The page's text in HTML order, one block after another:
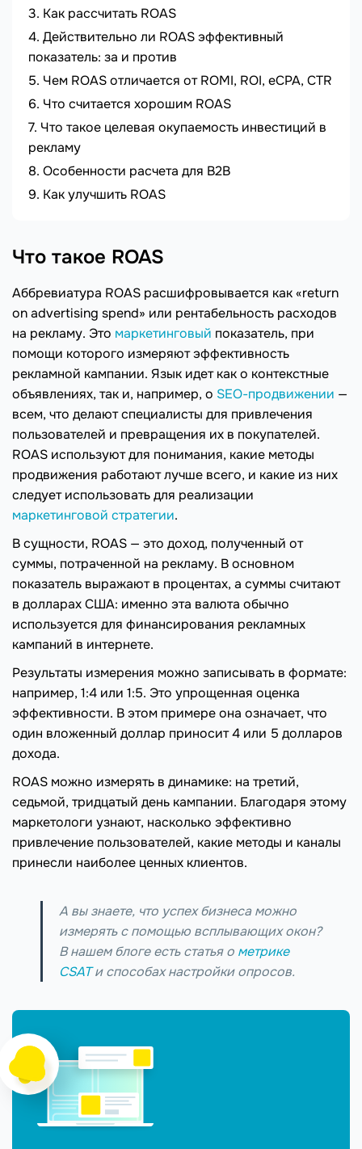
Как рассчитать ROAS
Действительно ли ROAS эффективный
показатель: за и против
Чем ROAS отличается от ROMI, ROI, eCPA, CTR
Что считается хорошим ROAS
Что такое целевая окупаемость инвестиций в
рекламу
Особенности расчета для B2B
Как улучшить ROAS
Что такое ROAS
Аббревиатура ROAS расшифровывается как «return
on advertising spend» или рентабельность расходов
на рекламу. Это маркетинговый показатель, при
помощи которого измеряют эффективность
рекламной кампании. Язык идет как о контекстные
объявлениях, так и, например, о SEO-продвижении —
всем, что делают специалисты для привлечения
пользователей и превращения их в покупателей.
ROAS используют для понимания, какие методы
продвижения работают лучше всего, и какие из них
следует использовать для реализации
маркетинговой стратегии.
В сущности, ROAS — это доход, полученный от
суммы, потраченной на рекламу. В основном
показатель выражают в процентах, а суммы считают
в долларах США: именно эта валюта обычно
используется для финансирования рекламных
кампаний в интернете.
Результаты измерения можно записывать в формате:
например, 1:4 или 1:5. Это упрощенная оценка
эффективности. В этом примере она означает, что
один вложенный доллар приносит 4 или 5 долларов
дохода.
ROAS можно измерять в динамике: на третий,
седьмой, тридцатый день кампании. Благодаря этому
маркетологи узнают, насколько эффективно
привлечение пользователей, какие методы и каналы
принесли наиболее ценных клиентов.
А вы знаете, что успех бизнеса можно
измерять с помощью всплывающих окон?
В нашем блоге есть статья о метрике
CSATи способах настройки опросов.